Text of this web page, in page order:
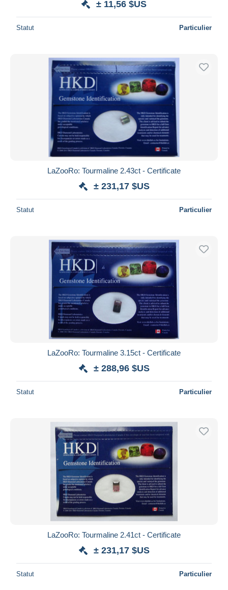
± 11,56 $US
Statut Particulier
LaZooRo: Tourmaline 2.43ct - Certificate
± 231,17 $US
Statut Particulier
LaZooRo: Tourmaline 3.15ct - Certificate
± 288,96 $US
Statut Particulier
LaZooRo: Tourmaline 2.41ct - Certificate
± 231,17 $US
Statut Particulier